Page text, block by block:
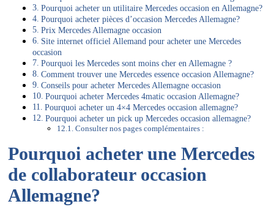
Pourquoi acheter un utilitaire Mercedes occasion en Allemagne?
Pourquoi acheter pièces d’occasion Mercedes Allemagne?
Prix Mercedes Allemagne occasion
Site internet officiel Allemand pour acheter une Mercedes
occasion
Pourquoi les Mercedes sont moins cher en Allemagne ?
Comment trouver une Mercedes essence occasion Allemagne?
Conseils pour acheter Mercedes Allemagne occasion
Pourquoi acheter Mercedes 4matic occasion Allemagne?
Pourquoi acheter un 4×4 Mercedes occasion allemagne?
Pourquoi acheter un pick up Mercedes occasion allemagne?
Consulter nos pages complémentaires :
Pourquoi acheter une Mercedes
de collaborateur occasion
Allemagne?